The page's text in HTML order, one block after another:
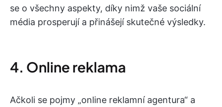
se o všechny aspekty, díky nimž vaše sociální
média prosperují a přinášejí skutečné výsledky.
4. Online reklama
Ačkoli se pojmy „online reklamní agentura“ a